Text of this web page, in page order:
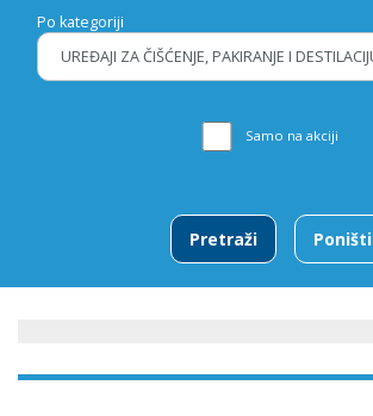
Po kategoriji
Samo na akciji
Pretraži Poništi